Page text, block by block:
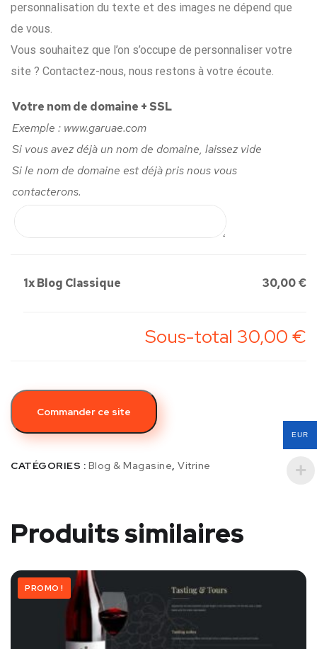
personnalisation du texte et des images ne dépend que
de vous.
Vous souhaitez que l’on s’occupe de personnaliser votre
site ? Contactez-nous, nous restons à votre écoute.
Votre nom de domaine + SSL
Exemple : www.garuae.com
Si vous avez déjà un nom de domaine, laissez vide
Si le nom de domaine est déjà pris nous vous
contacterons.
1xBlog Classique 30,00 €
Sous-total 30,00 €
Commander ce site
CATÉGORIES : Blog & Magasine, Vitrine
Produits similaires
PROMO !
EUR